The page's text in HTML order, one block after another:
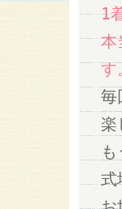
1
本
す
毎
楽
式